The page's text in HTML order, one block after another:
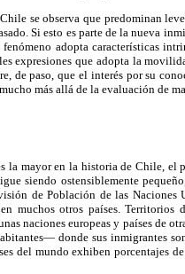
se observa que predominan
Si esto es parte de la nueva
adopta características
expresiones que adopta la
de paso, que el interés por su
más allá de la evaluación de
la mayor en la historia de Chile, el
siendo ostensiblemente
de Población de las
muchos otros países.
naciones europeas y países de
donde sus inmigrantes
del mundo exhiben porcentajes